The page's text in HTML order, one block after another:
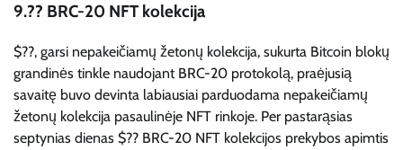
9.?? BRC-20 NFT kolekcija
$??, garsi nepakeičiamų žetonų kolekcija, sukurta Bitcoin blokų
grandinės tinkle naudojant BRC-20 protokolą, praėjusią
savaitę buvo devinta labiausiai parduodama nepakeičiamų
žetonų kolekcija pasaulinėje NFT rinkoje. Per pastarąsias
septynias dienas $?? BRC-20 NFT kolekcijos prekybos apimtis